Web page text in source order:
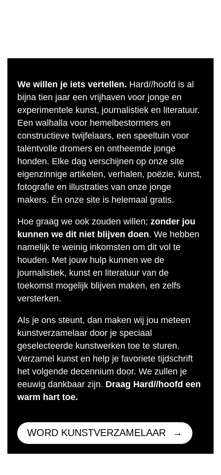
We willen je iets vertellen. Hard//hoofd is al
bijna tien jaar een vrijhaven voor jonge en
experimentele kunst, journalistiek en literatuur.
Een walhalla voor hemelbestormers en
constructieve twijfelaars, een speeltuin voor
talentvolle dromers en ontheemde jonge
honden. Elke dag verschijnen op onze site
eigenzinnige artikelen, verhalen, poëzie, kunst,
fotografie en illustraties van onze jonge
makers. Én onze site is helemaal gratis.
Hoe graag we ook zouden willen; zonder jou
kunnen we dit niet blijven doen. We hebben
namelijk te weinig inkomsten om dit vol te
houden. Met jouw hulp kunnen we de
journalistiek, kunst en literatuur van de
toekomst mogelijk blijven maken, en zelfs
versterken.
Als je ons steunt, dan maken wij jou meteen
kunstverzamelaar door je speciaal
geselecteerde kunstwerken toe te sturen.
Verzamel kunst en help je favoriete tijdschrift
het volgende decennium door. We zullen je
eeuwig dankbaar zijn. Draag Hard//hoofd een
warm hart toe.
WORD KUNSTVERZAMELAAR